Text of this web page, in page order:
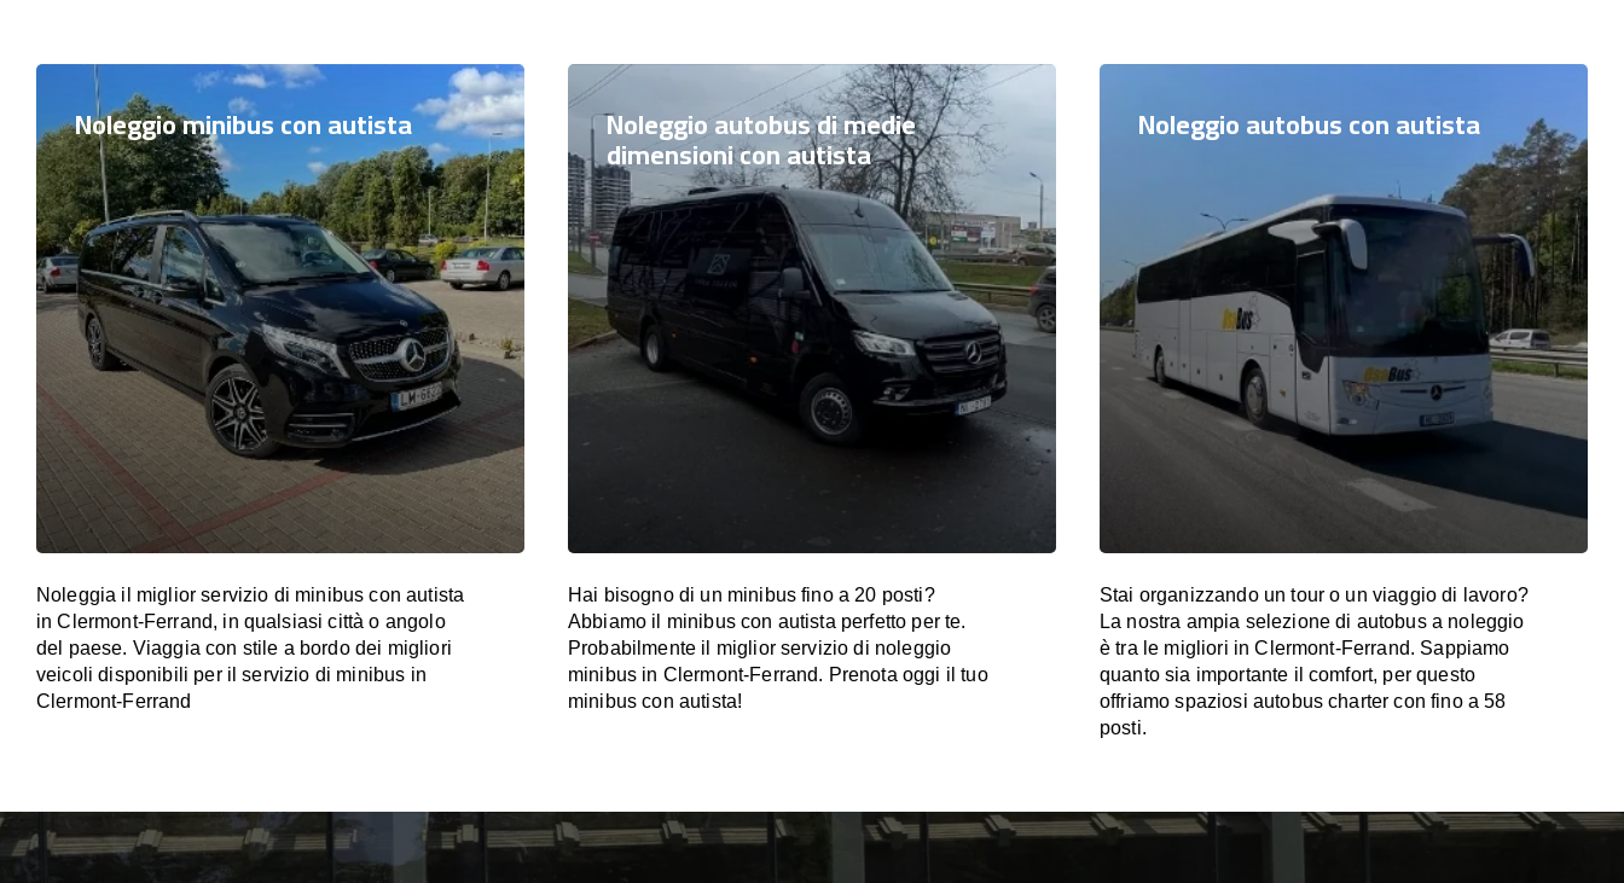
Noleggio minibus con autista
Noleggia il miglior servizio di minibus con autista
in Clermont-Ferrand, in qualsiasi città o angolo
del paese. Viaggia con stile a bordo dei migliori
veicoli disponibili per il servizio di minibus in
Clermont-Ferrand
Noleggio autobus di medie
dimensioni con autista
Hai bisogno di un minibus fino a 20 posti?
Abbiamo il minibus con autista perfetto per te.
Probabilmente il miglior servizio di noleggio
minibus in Clermont-Ferrand. Prenota oggi il tuo
minibus con autista!
Noleggio autobus con autista
Stai organizzando un tour o un viaggio di lavoro?
La nostra ampia selezione di autobus a noleggio
è tra le migliori in Clermont-Ferrand. Sappiamo
quanto sia importante il comfort, per questo
offriamo spaziosi autobus charter con fino a 58
posti.